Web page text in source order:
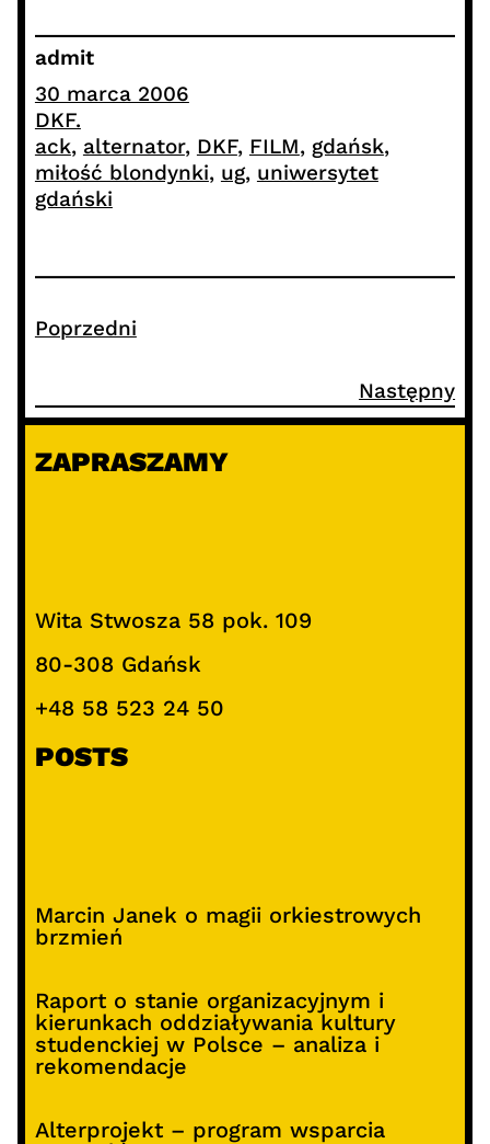
admit
30 marca 2006
DKF.
ack, alternator, DKF, FILM, gdańsk ,
miłość blondynki, ug, uniwersytet
gdański
Poprzedni
Następny
ZAPRASZAMY
Wita Stwosza 58 pok. 109
80-308 Gdańsk
+48 58 523 24 50
POSTS
Marcin Janek o magii orkiestrowych
brzmień
Raport o stanie organizacyjnym i
kierunkach oddziaływania kultury
studenckiej w Polsce – analiza i
rekomendacje
Alterprojekt – program wsparcia